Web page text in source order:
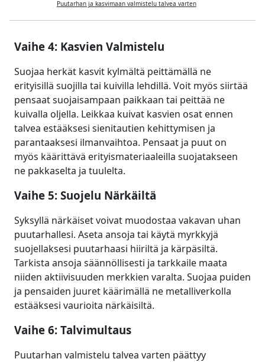
Puutarhan ja kasvimaan valmistelu talvea varten
Vaihe 4: Kasvien Valmistelu
Suojaa herkät kasvit kylmältä peittämällä ne
erityisillä suojilla tai kuivilla lehdillä. Voit myös siirtää
pensaat suojaisampaan paikkaan tai peittää ne
kuivalla oljella. Leikkaa kuivat kasvien osat ennen
talvea estääksesi sienitautien kehittymisen ja
parantaaksesi ilmanvaihtoa. Pensaat ja puut on
myös käärittävä erityismateriaaleilla suojatakseen
ne pakkaselta ja tuulelta.
Vaihe 5: Suojelu Närkäiltä
Syksyllä närkäiset voivat muodostaa vakavan uhan
puutarhallesi. Aseta ansoja tai käytä myrkkyjä
suojellaksesi puutarhaasi hiiriltä ja kärpäsiltä.
Tarkista ansoja säännöllisesti ja tarkkaile maata
niiden aktiivisuuden merkkien varalta. Suojaa puiden
ja pensaiden juuret käärimällä ne metalliverkolla
estääksesi vaurioita närkäisiltä.
Vaihe 6: Talvimultaus
Puutarhan valmistelu talvea varten päättyy